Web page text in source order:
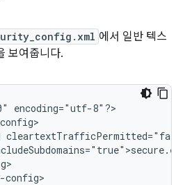
에서 일반 텍스
보여줍니다.
encoding="utf-8"?>
config>